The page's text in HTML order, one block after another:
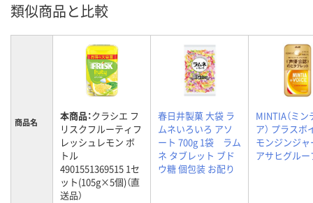
類似商品と比較
商品名 本商品：クラシエ フ
リスクフルーティフ
レッシュレモン ボ
トル
4901551369515 1セ
ット(105g×5個)（直
送品）
春日井製菓 大袋 ラ
ムネいろいろ アソ
ート 700g 1袋 ラム
ネ タブレット ブド
ウ糖 個包装 お配り
MINTIA（ミン
ア） プラスボ
モンジンジャ
アサヒグル